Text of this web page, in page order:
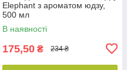
Elephant з ароматом юдзу,
500 мл
В наявності
175,50 ₴ 234 ₴